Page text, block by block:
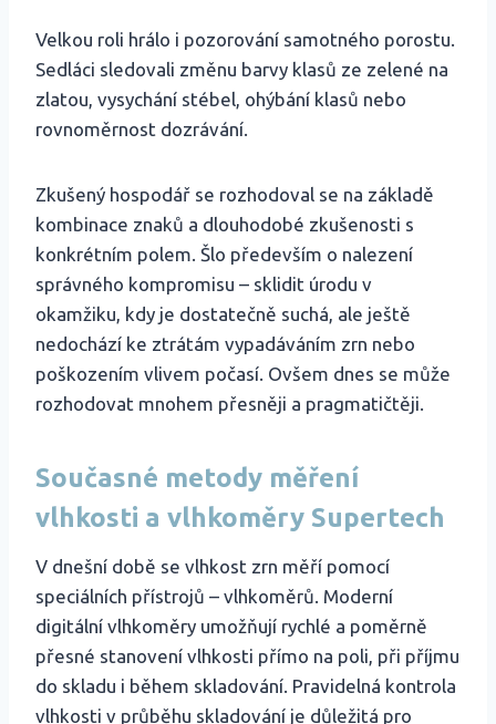
Velkou roli hrálo i pozorování samotného porostu.
Sedláci sledovali změnu barvy klasů ze zelené na
zlatou, vysychání stébel, ohýbání klasů nebo
rovnoměrnost dozrávání.
Zkušený hospodář se rozhodoval se na základě
kombinace znaků a dlouhodobé zkušenosti s
konkrétním polem. Šlo především o nalezení
správného kompromisu – sklidit úrodu v
okamžiku, kdy je dostatečně suchá, ale ještě
nedochází ke ztrátám vypadáváním zrn nebo
poškozením vlivem počasí. Ovšem dnes se může
rozhodovat mnohem přesněji a pragmatičtěji.
Současné metody měření
vlhkosti a vlhkoměry Supertech
V dnešní době se vlhkost zrn měří pomocí
speciálních přístrojů – vlhkoměrů. Moderní
digitální vlhkoměry umožňují rychlé a poměrně
přesné stanovení vlhkosti přímo na poli, při příjmu
do skladu i během skladování. Pravidelná kontrola
vlhkosti v průběhu skladování je důležitá pro